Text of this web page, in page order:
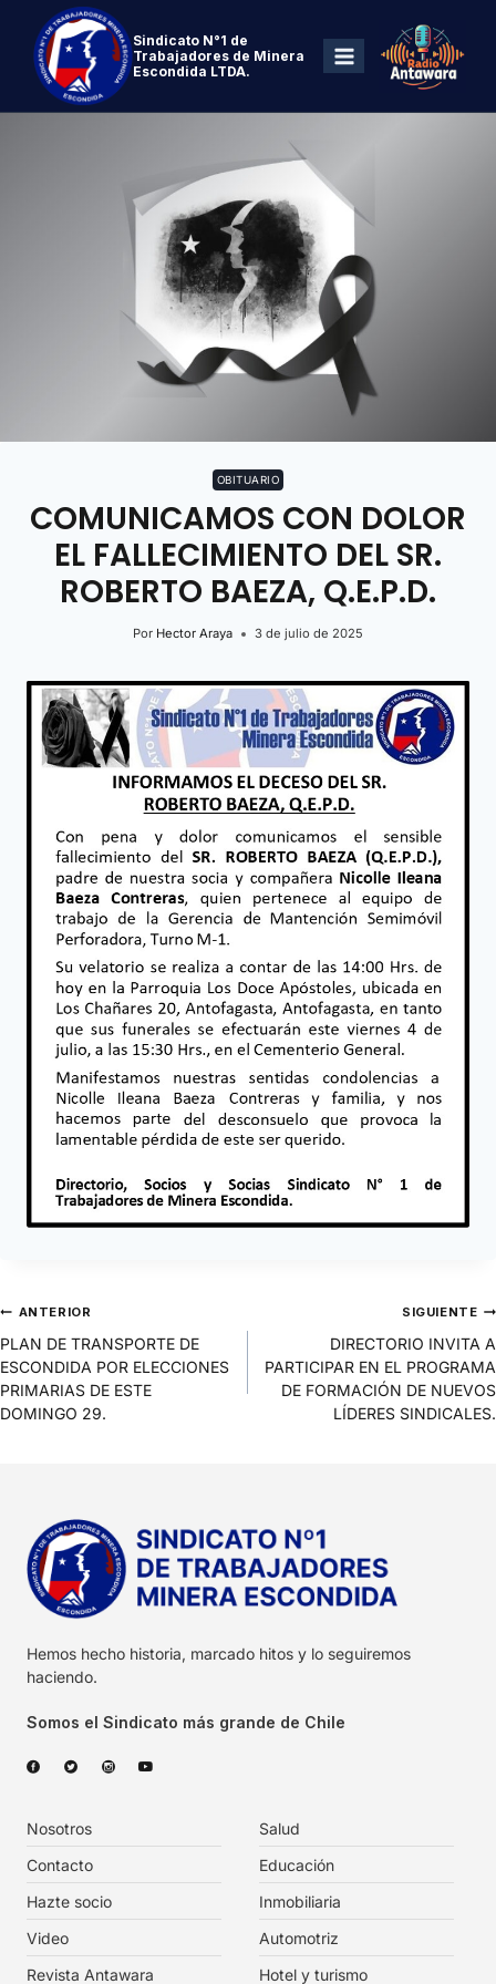
Sindicato N°1 de
Trabajadores de Minera
Escondida LTDA.
OBITUARIO
COMUNICAMOS CON DOLOR
EL FALLECIMIENTO DEL SR.
ROBERTO BAEZA, Q.E.P.D.
Por Hector Araya 3 de julio de 2025
ANTERIOR
PLAN DE TRANSPORTE DE
ESCONDIDA POR ELECCIONES
PRIMARIAS DE ESTE
DOMINGO 29.
SIGUIENTE
DIRECTORIO INVITA A
PARTICIPAR EN EL PROGRAMA
DE FORMACIÓN DE NUEVOS
LÍDERES SINDICALES.
Hemos hecho historia, marcado hitos y lo seguiremos
haciendo.
Somos el Sindicato más grande de Chile
Nosotros
Contacto
Hazte socio
Video
Revista Antawara
Salud
Educación
Inmobiliaria
Automotriz
Hotel y turismo